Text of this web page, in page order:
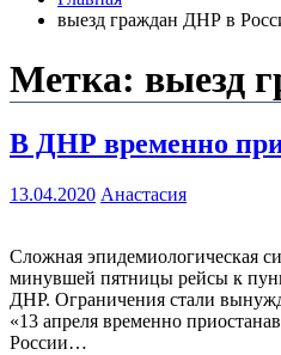
выезд граждан ДНР в
Метка: выезд
В ДНР временно
13.04.2020 Анастасия
Сложная эпидемиологическая
минувшей пятницы рейсы к
ДНР. Ограничения стали
«13 апреля временно
России…